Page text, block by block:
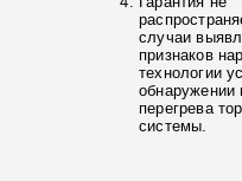
случаи
признаков
технологии
обнаружении
перегрева
системы.